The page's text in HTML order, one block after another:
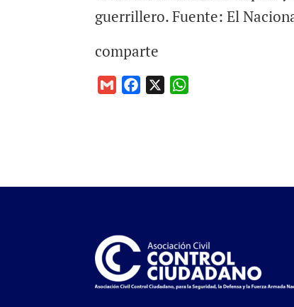
guerrillero. Fuente: El
comparte
G